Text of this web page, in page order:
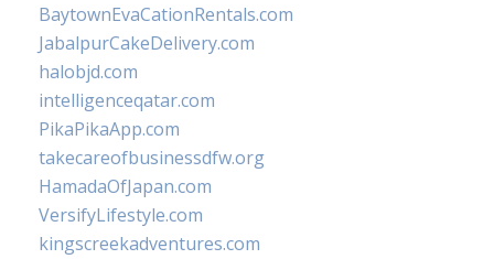
BaytownEvaCationRentals.com
JabalpurCakeDelivery.com
halobjd.com
intelligenceqatar.com
PikaPikaApp.com
takecareofbusinessdfw.org
HamadaOfJapan.com
VersifyLifestyle.com
kingscreekadventures.com